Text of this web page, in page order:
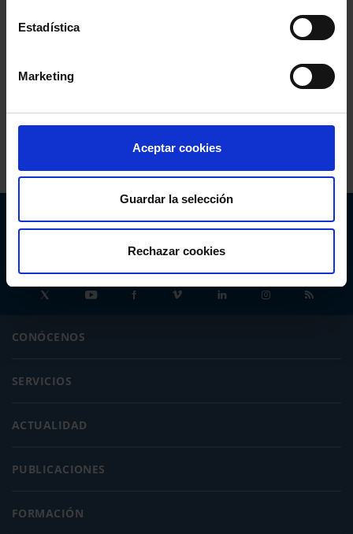
Estadística
Marketing
Aceptar cookies
Guardar la selección
Rechazar cookies
Día Justicia Gratuita
Abogacía Española
CONÓCENOS
SERVICIOS
ACTUALIDAD
PUBLICACIONES
FORMACIÓN